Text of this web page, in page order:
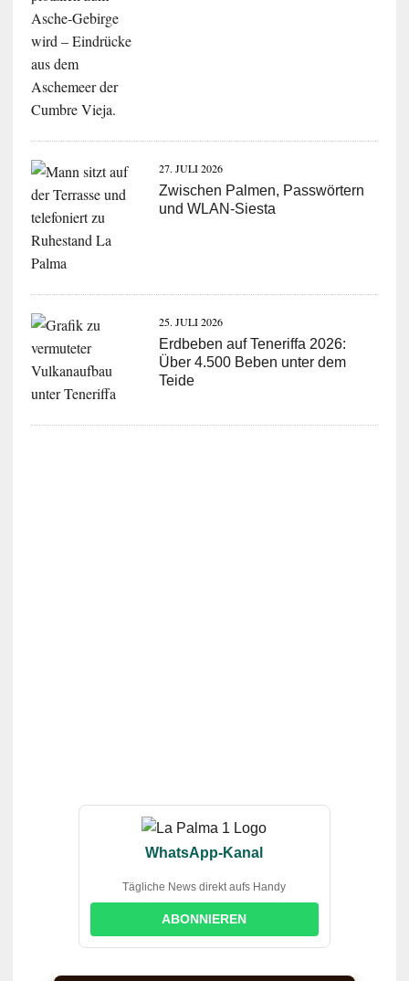
27. JULI 2026
Zwischen Palmen, Passwörtern
und WLAN-Siesta
25. JULI 2026
Erdbeben auf Teneriffa 2026:
Über 4.500 Beben unter dem
Teide
WhatsApp-Kanal
Tägliche News direkt aufs Handy
ABONNIEREN